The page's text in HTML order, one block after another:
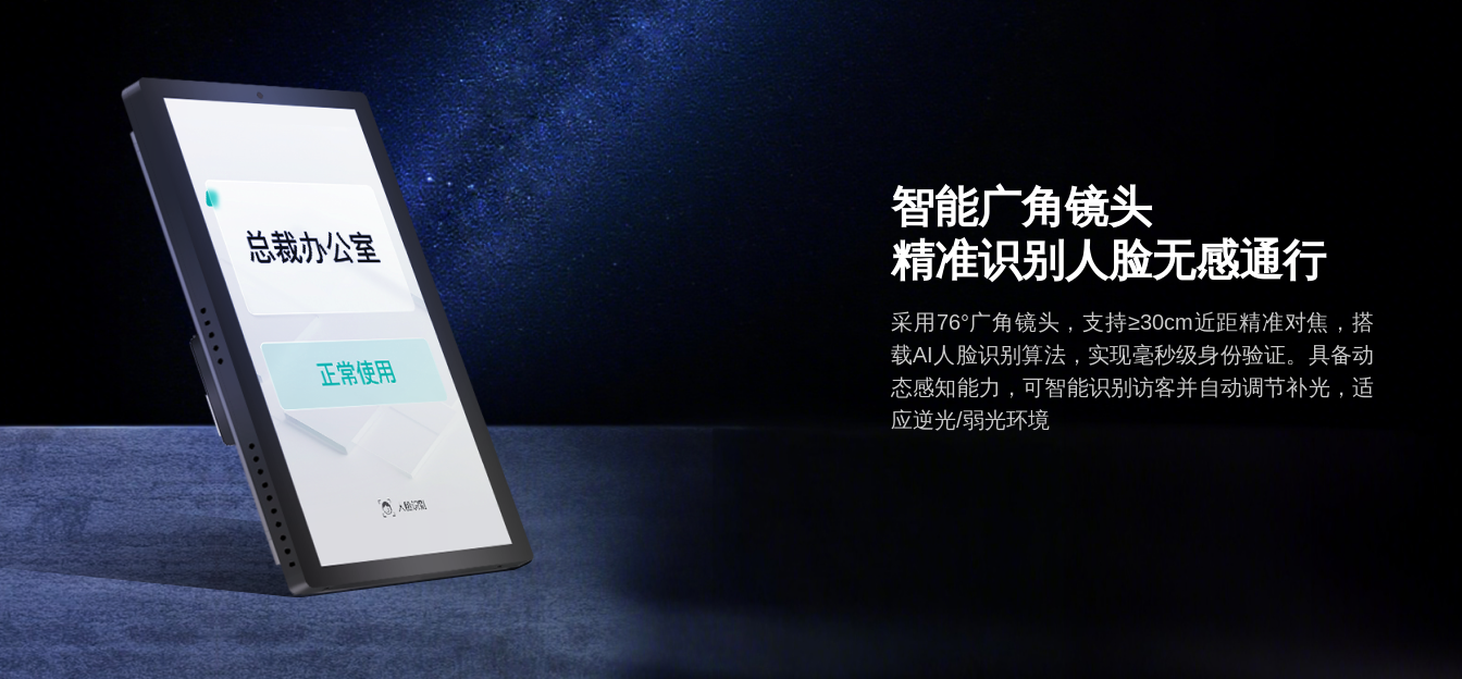
智能广角镜头
精准识别人脸无感通行
采用76°广角镜头，支持≥30cm近距精准对焦，搭
载AI人脸识别算法，实现毫秒级身份验证。具备动
态感知能力，可智能识别访客并自动调节补光，适
应逆光/弱光环境